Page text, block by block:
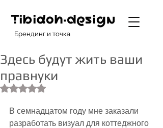
Брендинг и точка
Здесь будут жить ваши
правнуки
Оценка: не число из 5 звезд.
В семнадцатом году мне заказали
разработать визуал для коттеджного